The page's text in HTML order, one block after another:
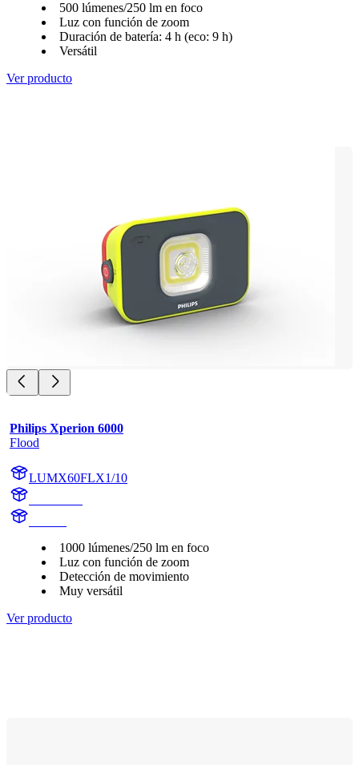
500 lúmenes/250 lm en foco
Luz con función de zoom
Duración de batería: 4 h (eco: 9 h)
Versátil
Ver producto
Philips Xperion 6000
Flood
LUMX60FLX1/10
1000 lúmenes/250 lm en foco
Luz con función de zoom
Detección de movimiento
Muy versátil
Ver producto